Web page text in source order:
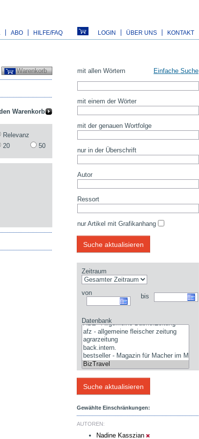
ABO HILFE/FAQ LOGIN ÜBER UNS KONTAKT
Warenkorb
Relevanz
20 50
mit allen Wörtern Einfache Suche
mit einem der Wörter
mit der genauen Wortfolge
nur in der Überschrift
Autor
Ressort
nur Artikel mit Grafikanhang
Zeitraum
von bis
Datenbank
Gewählte Einschränkungen:
AUTOREN:
Nadine Kasszian